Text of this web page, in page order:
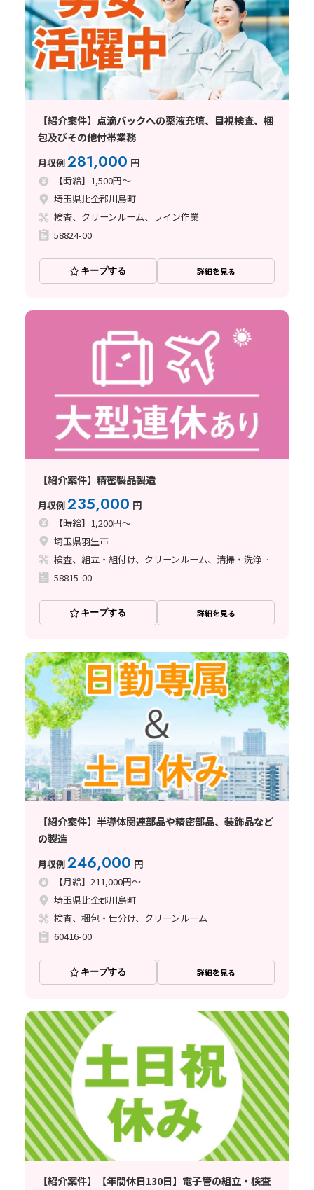
【紹介案件】点滴バックへの薬液充填、目視検査、梱
包及びその他付帯業務
月収例281,000 円
【時給】1,500円～
埼玉県比企郡川島町
検査、クリーンルーム、ライン作業
58824-00
キープする 詳細を見る
【紹介案件】精密製品製造
月収例235,000 円
【時給】1,200円～
埼玉県羽生市
検査、組立・組付け、クリーンルーム、清掃・洗浄、塗装、バリ取り、その他
58815-00
キープする 詳細を見る
【紹介案件】半導体関連部品や精密部品、装飾品など
の製造
月収例246,000 円
【月給】211,000円～
埼玉県比企郡川島町
検査、梱包・仕分け、クリーンルーム
60416-00
キープする 詳細を見る
【紹介案件】【年間休日130日】電子管の組立・検査